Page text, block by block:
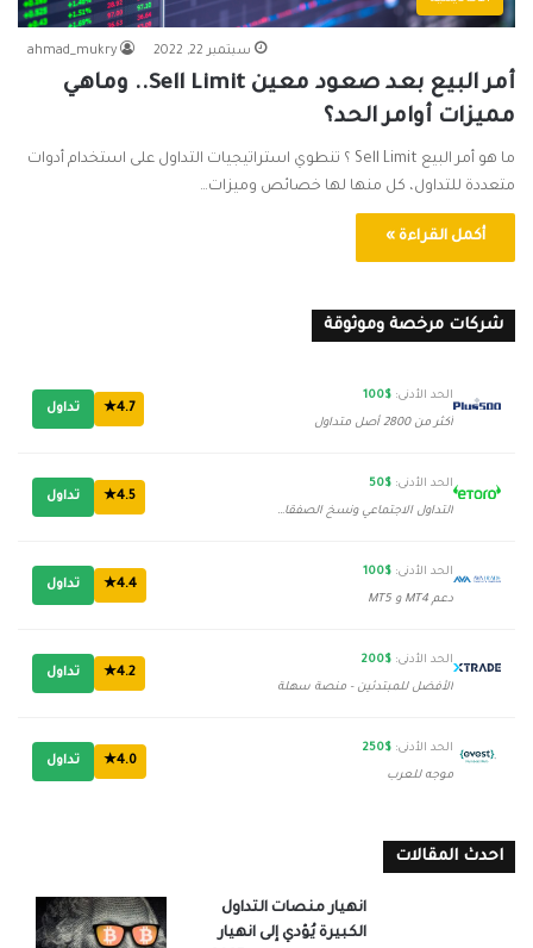
ahmad_mukry سبتمبر 22, 2022
أمر البيع بعد صعود معين Sell Limit.. وماهي
مميزات أوامر الحد؟
ما هو أمر البيع Sell Limit ؟ تنطوي استراتيجيات التداول على استخدام أدوات
متعددة للتداول، كل منها لها خصائص وميزات…
أكمل القراءة »
شركات مرخصة وموثوقة
الحد الأدنى: $100
أكثر من 2800 أصل متداول
4.7★ تداول
الحد الأدنى: $50
التداول الاجتماعي ونسخ الصفقات
4.5★ تداول
الحد الأدنى: $100
دعم MT4 و MT5
4.4★ تداول
الحد الأدنى: $200
الأفضل للمبتدئين - منصة سهلة
4.2★ تداول
الحد الأدنى: $250
موجه للعرب
4.0★ تداول
احدث المقالات
انهيار منصات التداول
الكبيرة يُؤدي إلى انهيار